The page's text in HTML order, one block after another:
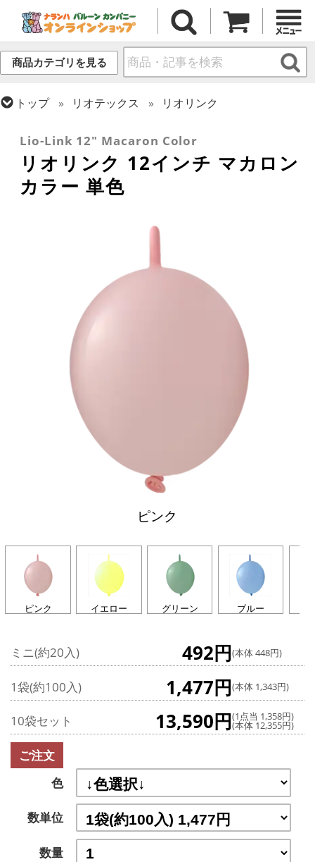
商品カテゴリを見る
トップ リオテックス
リオリンク
Lio-Link 12" Macaron Color
リオリンク 12インチ マカロン
カラー 単色
ピンク
ピンク イエロー グリーン ブルー
ミニ(約20入) 492円(本体 448円)
1袋(約100入) 1,477円(本体 1,343円)
10袋セット 13,590円(1点当 1,358円)
(本体 12,355円)
ご注文
色
数単位
数量